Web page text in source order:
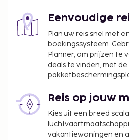
Eenvoudige
Plan uw reis snel met
boekingssysteem.
Planner, om prijzen te
deals te vinden, met
Reis op jouw
Kies uit een breed
vakantiewoningen en